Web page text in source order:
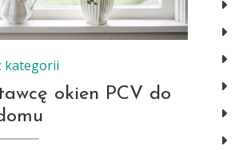
kategorii
okien PCV do